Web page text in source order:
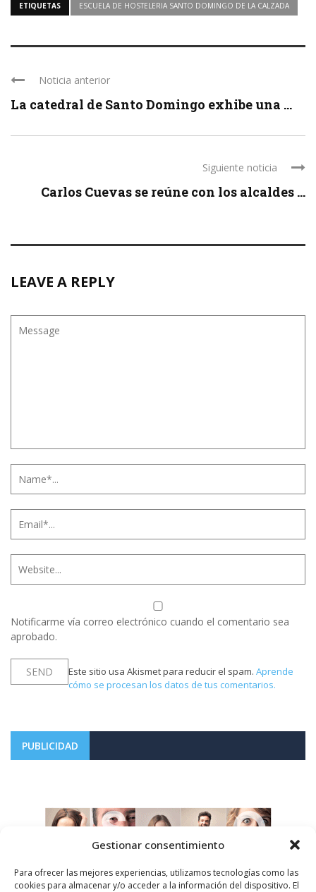
Gestionar consentimiento
Para ofrecer las mejores experiencias, utilizamos tecnologías como las
cookies para almacenar y/o acceder a la información del dispositivo. El
ETIQUETAS ESCUELA DE HOSTELERIA SANTO DOMINGO DE LA CALZADA
Noticia anterior
La catedral de Santo Domingo exhibe una ...
Siguiente noticia
Carlos Cuevas se reúne con los alcaldes ...
LEAVE A REPLY
Notificarme vía correo electrónico cuando el comentario sea
aprobado.
Este sitio usa Akismet para reducir el spam. Aprende
cómo se procesan los datos de tus comentarios.
PUBLICIDAD